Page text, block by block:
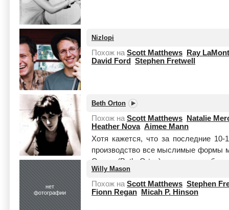
Nizlopi
Похож на Scott Matthews
Ray
David Ford
Stephen Fretwell
Beth Orton
Похож на Scott Matthews
Natalie
Heather Nova Aimee Mann
Хотя кажется, что за последние
производство все мыслимые формы
Ортон (Beth Orton) удалось
Читать целиком
нет
фотографии
Willy Mason
Похож на Scott Matthews Stephen
Fionn Regan
Micah P. Hinson